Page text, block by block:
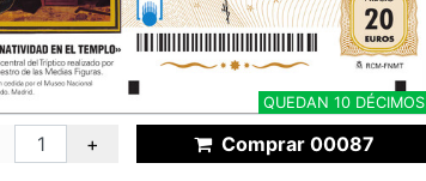
QUEDAN 10 DÉCIMOS
+ Comprar 00087